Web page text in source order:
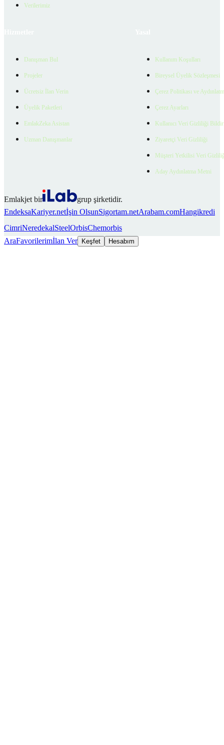
Verilerimiz
Danışman Bul
Projeler
Ücretsiz İlan Verin
Üyelik Paketleri
EmlakZeka Asistan
Uzman Danışmanlar
Kullanım Koşulları
Bireysel Üyelik Sözleşmesi
Çerez Politikası ve
Çerez Ayarları
Kullanıcı Veri Gizliliği
Ziyaretçi Veri Gizliliği
Müşteri Yetkilisi Veri
Aday Aydınlatma Metni
Emlakjet bir
grup şirketidir.
EndeksaKariyer.netİşin OlsunSigortam.netArabam.comHangikredi
CimriNeredekalSteelOrbisChemorbis
AraFavorilerimİlan Ver Keşfet Hesabım